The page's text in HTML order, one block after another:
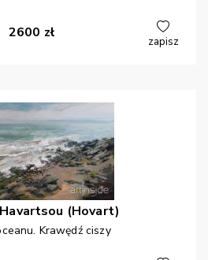
2600 zł
zapisz
Havartsou (Hovart)
Krawędź ciszy